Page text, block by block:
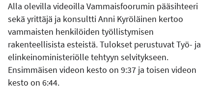
Alla olevilla videoilla Vammaisfoorumin pääsihteeri
sekä yrittäjä ja konsultti Anni Kyröläinen kertoo
vammaisten henkilöiden työllistymisen
rakenteellisista esteistä. Tulokset perustuvat Työ- ja
elinkeinoministeriölle tehtyyn selvitykseen.
Ensimmäisen videon kesto on 9:37 ja toisen videon
kesto on 6:44.